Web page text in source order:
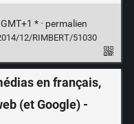
* · permalien
12/RIMBERT/51030
en français,
(et Google) -